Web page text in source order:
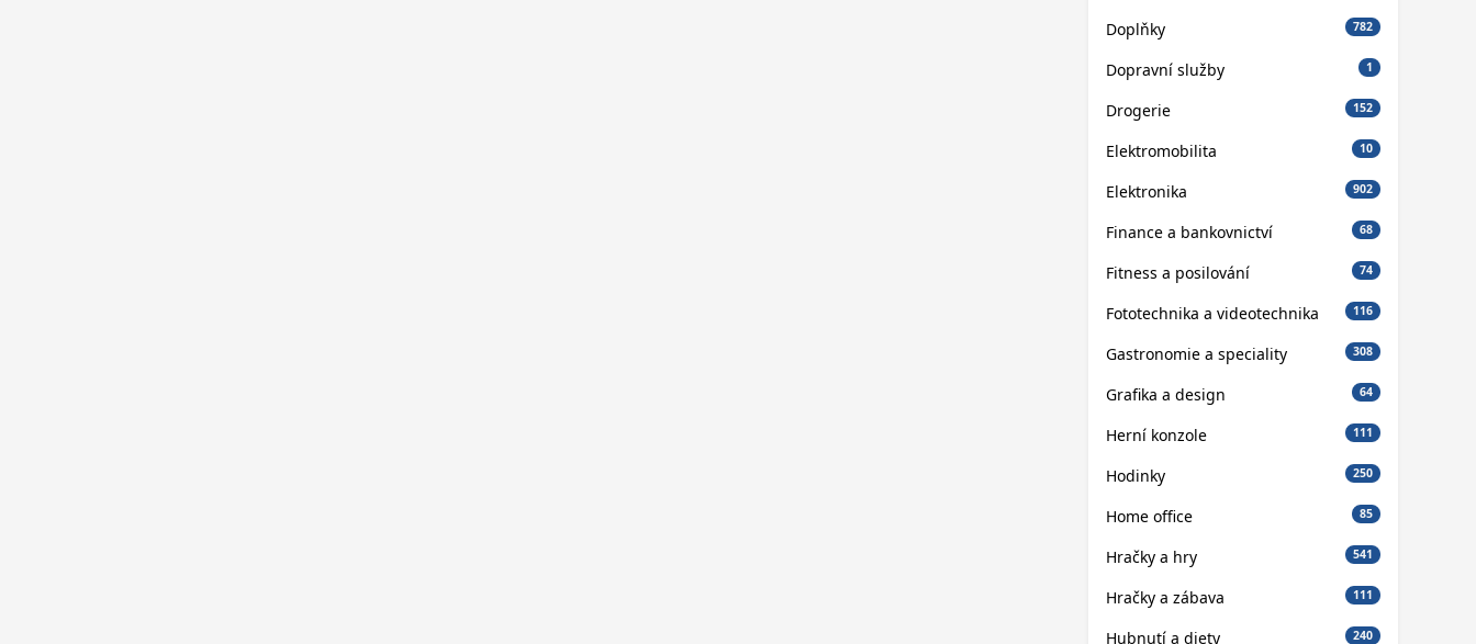
Doplňky 782
Dopravní služby 1
Drogerie 152
Elektromobilita 10
Elektronika 902
Finance a bankovnictví 68
Fitness a posilování 74
Fototechnika a videotechnika 116
Gastronomie a speciality 308
Grafika a design 64
Herní konzole 111
Hodinky 250
Home office 85
Hračky a hry 541
Hračky a zábava 111
Hubnutí a diety 240